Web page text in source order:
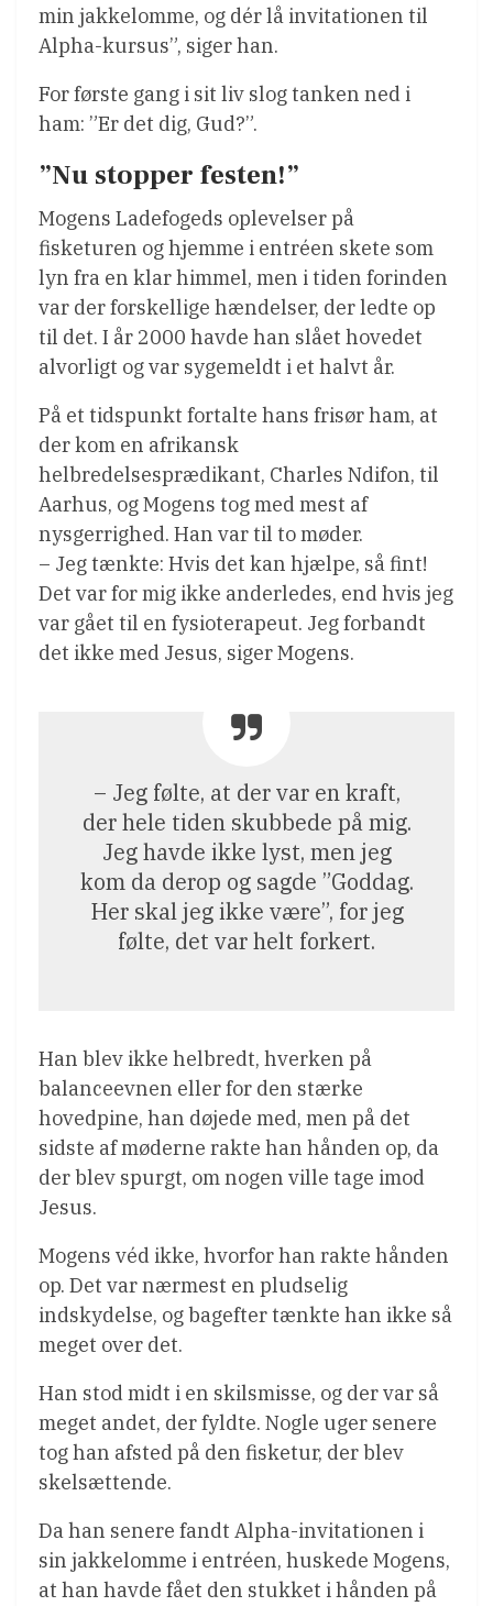
min jakkelomme, og dér lå invitationen til
Alpha-kursus”, siger han.
For første gang i sit liv slog tanken ned i
ham: ”Er det dig, Gud?”.
”Nu stopper festen!”
Mogens Ladefogeds oplevelser på
fisketuren og hjemme i entréen skete som
lyn fra en klar himmel, men i tiden forinden
var der forskellige hændelser, der ledte op
til det. I år 2000 havde han slået hovedet
alvorligt og var sygemeldt i et halvt år.
På et tidspunkt fortalte hans frisør ham, at
der kom en afrikansk
helbredelsesprædikant, Charles Ndifon, til
Aarhus, og Mogens tog med mest af
nysgerrighed. Han var til to møder.
– Jeg tænkte: Hvis det kan hjælpe, så fint!
Det var for mig ikke anderledes, end hvis jeg
var gået til en fysioterapeut. Jeg forbandt
det ikke med Jesus, siger Mogens.
– Jeg følte, at der var en kraft,
der hele tiden skubbede på mig.
Jeg havde ikke lyst, men jeg
kom da derop og sagde ”Goddag.
Her skal jeg ikke være”, for jeg
følte, det var helt forkert.
Han blev ikke helbredt, hverken på
balanceevnen eller for den stærke
hovedpine, han døjede med, men på det
sidste af møderne rakte han hånden op, da
der blev spurgt, om nogen ville tage imod
Jesus.
Mogens véd ikke, hvorfor han rakte hånden
op. Det var nærmest en pludselig
indskydelse, og bagefter tænkte han ikke så
meget over det.
Han stod midt i en skilsmisse, og der var så
meget andet, der fyldte. Nogle uger senere
tog han afsted på den fisketur, der blev
skelsættende.
Da han senere fandt Alpha-invitationen i
sin jakkelomme i entréen, huskede Mogens,
at han havde fået den stukket i hånden på